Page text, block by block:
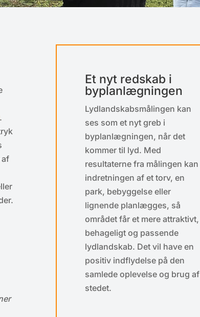
.
af
Et nyt redskab i
byplanlægningen
Lydlandskabsmålingen kan
ses som et nyt greb i
byplanlægningen, når det
kommer til lyd. Med
resultaterne fra målingen kan
indretningen af et torv, en
park, bebyggelse eller
lignende planlægges, så
området får et mere attraktivt,
behageligt og passende
lydlandskab. Det vil have en
positiv indflydelse på den
samlede oplevelse og brug af
stedet.